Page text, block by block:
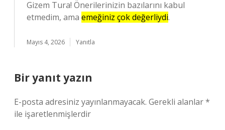
Gizem Tura! Önerilerinizin bazılarını kabul
etmedim, ama emeğiniz çok değerliydi.
Mayıs 4, 2026 Yanıtla
Bir yanıt yazın
E-posta adresiniz yayınlanmayacak. Gerekli alanlar*
ile işaretlenmişlerdir